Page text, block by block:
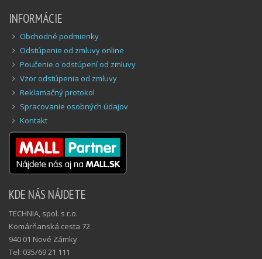
INFORMÁCIE
Obchodné podmienky
Odstúpenie od zmluvy online
Poučenie o odstúpení od zmluvy
Vzor odstúpenia od zmluvy
Reklamačný protokol
Spracovanie osobných údajov
Kontakt
KDE NÁS NÁJDETE
TECHNIA, spol. s r.o.
Komárňanská cesta 72
940 01 Nové Zámky
Tel: 035/69 21 111